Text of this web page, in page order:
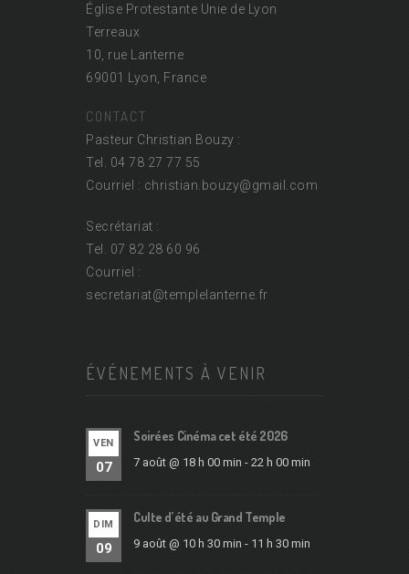
Église Protestante Unie de Lyon
Terreaux
10, rue Lanterne
69001 Lyon, France
CONTACT
Pasteur Christian Bouzy :
Tel. 04 78 27 77 55
Courriel : christian.bouzy@gmail.com
Secrétariat :
Tel. 07 82 28 60 96
Courriel :
secretariat@templelanterne.fr
ÉVÉNEMENTS À VENIR
VEN
07
Soirées Cinéma cet été 2026
7 août @ 18 h 00 min - 22 h 00 min
DIM
09
Culte d’été au Grand Temple
9 août @ 10 h 30 min - 11 h 30 min